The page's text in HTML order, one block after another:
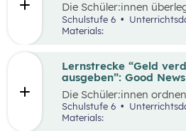
Die Schüler:innen
einmal werden möchten
der Beruf aussieht, den
erstellen ein kreatives
wählen können. In der
Auseinandersetzung mit
Vorstellungen über den
Erkenntnisse aus der
Außerdem erhalten die
Schulstufe 6
Materials:
Lernstrecke “Geld
ausgeben”: Good News
Die Schüler:innen
Geld-Typen zu und
Tipps, die bei den
Schulstufe 6
Materials: